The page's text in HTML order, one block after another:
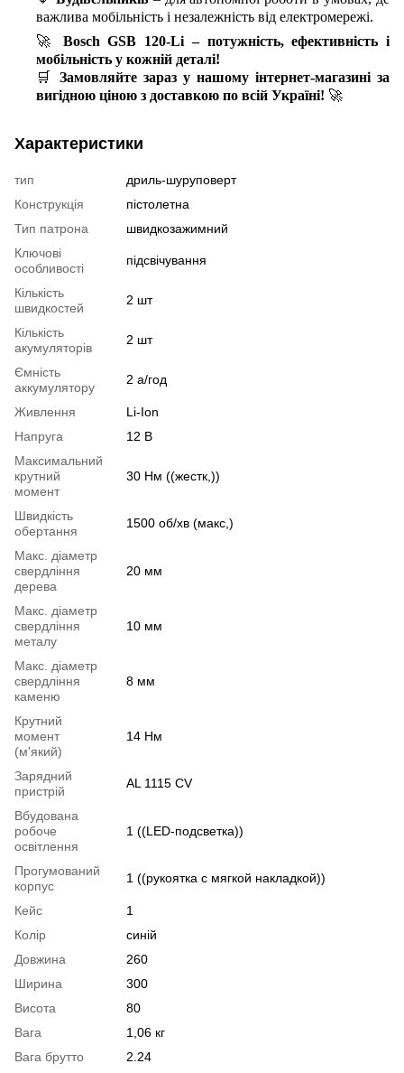
важлива мобільність і незалежність від електромережі.
🚀
Bosch GSB 120-Li – потужність, ефективність і
мобільність у кожній деталі!
🛒
Замовляйте зараз у нашому інтернет-магазині за
вигідною ціною з доставкою по всій Україні! 🚀
Характеристики
тип
дриль-шуруповерт
Конструкція
пістолетна
Тип патрона
швидкозажимний
Ключові
особливості
підсвічування
Кількість
швидкостей
2 шт
Кількість
акумуляторів
2 шт
Ємність
аккумулятору
2 а/год
Живлення
Li-Ion
Напруга
12 В
Максимальний
крутний
момент
30 Нм ((жестк,))
Швидкість
обертання
1500 об/хв (макс,)
Макс. діаметр
свердління
дерева
20 мм
Макс. діаметр
свердління
металу
10 мм
Макс. діаметр
свердління
каменю
8 мм
Крутний
момент
(м'який)
14 Нм
Зарядний
пристрій
AL 1115 CV
Вбудована
робоче
освітлення
1 ((LED-подсветка))
Прогумований
корпус
1 ((рукоятка с мягкой накладкой))
Кейс
1
Колір
синій
Довжина
260
Ширина
300
Висота
80
Вага
1,06 кг
Вага брутто
2.24